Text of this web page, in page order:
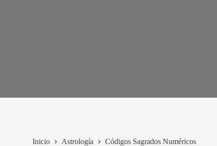
Inicio Astrología Códigos Sagrados Numéricos